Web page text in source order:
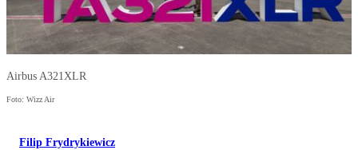
Airbus A321XLR
Foto: Wizz Air
Filip Frydrykiewicz